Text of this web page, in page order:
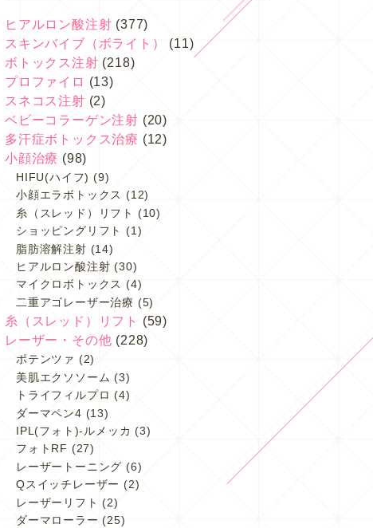
ヒアルロン酸注射 (377)
スキンバイブ（ボライト）
(11)
ボトックス注射 (218)
プロファイロ (13)
スネコス注射 (2)
ベビーコラーゲン注射 (20)
多汗症ボトックス治療 (12)
小顔治療 (98)
HIFU(ハイフ) (9)
小顔エラボトックス (12)
糸（スレッド）リフト
(10)
ショッピングリフト
(1)
脂肪溶解注射 (14)
ヒアルロン酸注射 (30)
マイクロボトックス (4)
二重アゴレーザー治療 (5)
糸（スレッド）リフト
(59)
レーザー・その他 (228)
ポテンツァ (2)
美肌エクソソーム (3)
トライフィルプロ (4)
ダーマペン4 (13)
IPL(フォト)-ルメッカ (3)
フォトRF (27)
レーザートーニング (6)
Qスイッチレーザー (2)
レーザーリフト (2)
ダーマローラー (25)